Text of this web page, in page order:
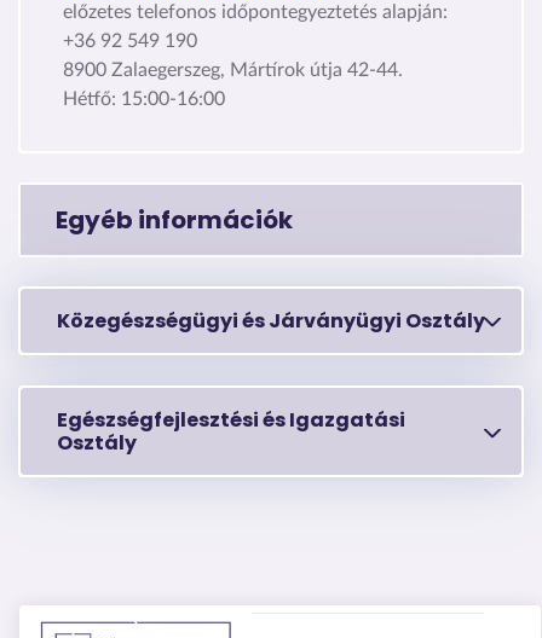
előzetes telefonos időpontegyeztetés alapján:
+36 92 549 190
8900 Zalaegerszeg, Mártírok útja 42-44.
Hétfő: 15:00-16:00
Egyéb információk
Közegészségügyi és Járványügyi Osztály
Egészségfejlesztési és Igazgatási
Osztály